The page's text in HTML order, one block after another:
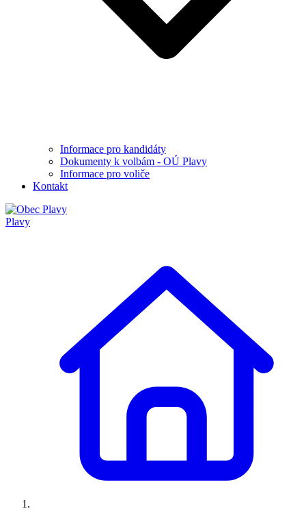
Informace pro kandidáty
Dokumenty k volbám - OÚ Plavy
Informace pro voliče
Kontakt
Plavy